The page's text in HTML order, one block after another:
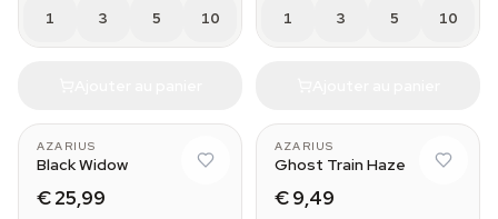
1 3 5 10 1 3 5 10
AZARIUS
Black Widow
€ 25,99
AZARIUS
Ghost Train Haze
€ 9,49